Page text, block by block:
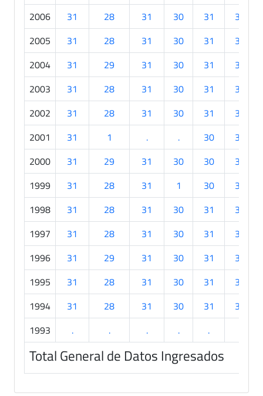
2006
31 28 31 30 31
30
2005
31 28 31 30 31
30
2004
31 29 31 30 31
30
2003
31 28 31 30 31
30
2002
31 28 31 30 31
30
2001
31 1 . . 30
30
2000
31 29 31 30 30
30
1999
31 28 31 1 30
30
1998
31 28 31 30 31
30
1997
31 28 31 30 31
30
1996
31 29 31 30 31
30
1995
31 28 31 30 31
30
1994
31 28 31 30 31
30
1993
. . . . .
Total General de Datos Ingresados